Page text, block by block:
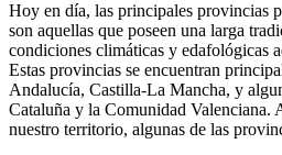
Hoy en día, las principales provincias
son aquellas que poseen una larga
condiciones climáticas y edafológicas
Estas provincias se encuentran
Andalucía, Castilla-La Mancha, y
Cataluña y la Comunidad Valenciana.
nuestro territorio, algunas de las